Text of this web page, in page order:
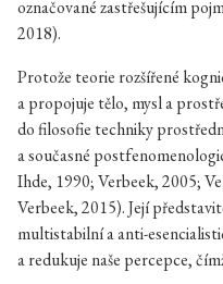
označované zastřešujícím
2018).
Protože teorie rozšířené
a propojuje tělo, mysl a
do filosofie techniky
a současné
Ihde, 1990; Verbeek, 2005;
Verbeek, 2015). Její
multistabilní a anti-
a redukuje naše percepce,